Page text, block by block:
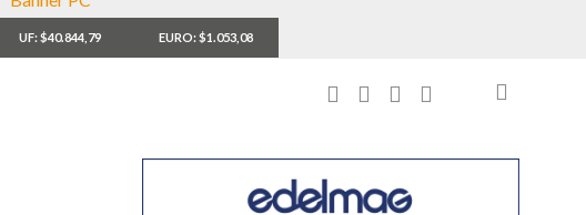
UF: $40.844,79 EURO: $1.053,08